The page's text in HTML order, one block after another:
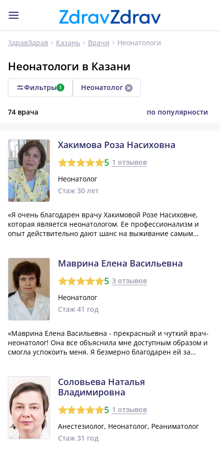
ЗдравЗдрав Казань Врачи Неонатологи
Неонатологи в Казани
Фильтры 1 Неонатолог
74 врача по популярности
Хакимова Роза Насиховна
5 1 отзывов
Неонатолог
Стаж 30 лет
«Я очень благодарен врачу Хакимовой Розе Насиховне,
которая является неонатологом. Ее профессионализм и
опыт действительно дают шанс на выживание самым
Маврина Елена Васильевна
5 3 отзывов
Неонатолог
Стаж 41 год
«Маврина Елена Васильевна - прекрасный и чуткий врач-
неонатолог! Она все объяснила мне доступным образом и
смогла успокоить меня. Я безмерно благодарен ей за
Соловьева Наталья
Владимировна
5 1 отзывов
Анестезиолог, Неонатолог, Реаниматолог
Стаж 31 год